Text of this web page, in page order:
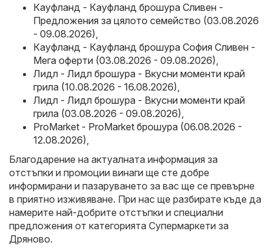
Кауфланд - Кауфланд брошура Сливен -
Предложения за цялото семейство (03.08.2026
- 09.08.2026)
Кауфланд - Кауфланд брошура София Сливен -
Мега оферти (03.08.2026 - 09.08.2026)
Лидл - Лидл брошура - Вкусни моменти край
грила (10.08.2026 - 16.08.2026)
Лидл - Лидл брошура - Вкусни моменти край
грила (03.08.2026 - 09.08.2026)
ProMarket - ProMarket брошура (06.08.2026 -
12.08.2026)
Благодарение на актуалната информация за
отстъпки и промоции винаги ще сте добре
информирани и пазаруването за вас ще се превърне
в приятно изживяване. При нас ще разбирате къде да
намерите най-добрите отстъпки и специални
предложения от категорията Супермаркети за
Дряново.